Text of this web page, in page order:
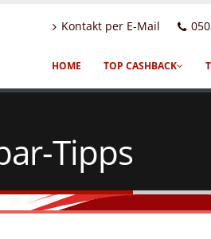
Kontakt per E-Mail
HOME TOP CASHBACK
Tipps